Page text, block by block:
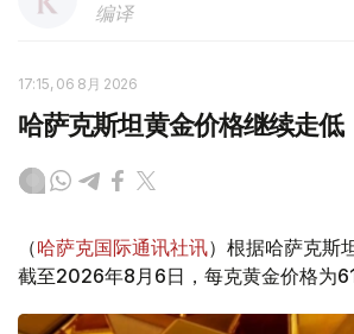
编译
17:15, 06 8月 2026
哈萨克斯坦黄金价格继续走低
（哈萨克国际通讯社讯）根据哈萨克斯
截至2026年8月6日，每克黄金价格为